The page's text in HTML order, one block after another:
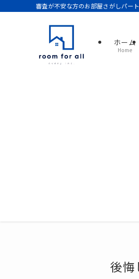
審査が不安な方のお部屋さがしパー
ホーム
Home
後悔